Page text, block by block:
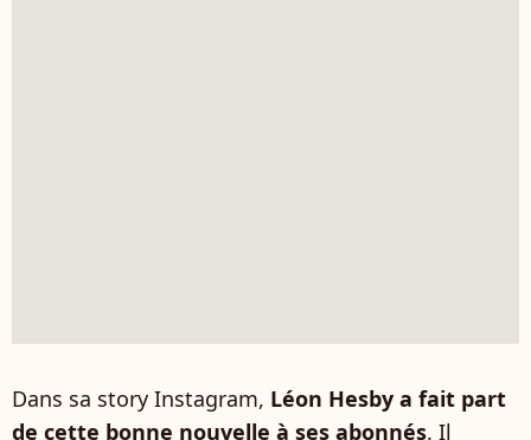
Dans sa story Instagram, Léon Hesby a fait part
de cette bonne nouvelle à ses abonnés. Il